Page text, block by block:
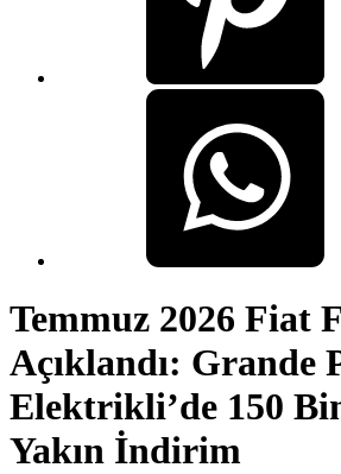
Temmuz 2026 Fiat
Açıklandı: Grande
Elektrikli’de 150
Yakın İndirim